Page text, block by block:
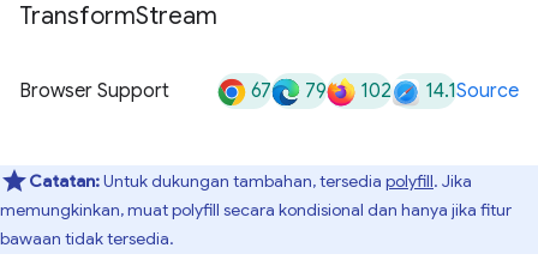
TransformStream
Browser Support 67 79 102 14.1Source
Catatan:Untuk dukungan tambahan, tersedia polyfill. Jika
memungkinkan, muat polyfill secara kondisional dan hanya jika fitur
bawaan tidak tersedia.